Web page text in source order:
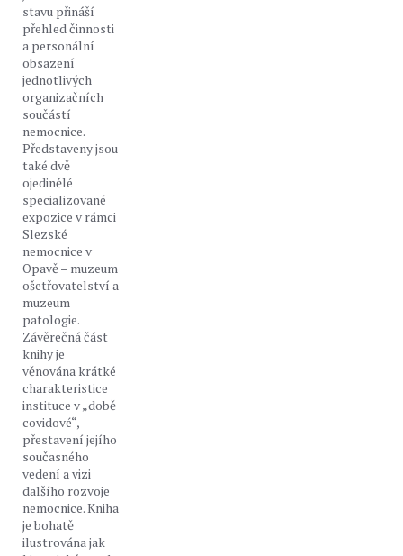
stavu přináší
přehled činnosti
a personální
obsazení
jednotlivých
organizačních
součástí
nemocnice.
Představeny jsou
také dvě
ojedinělé
specializované
expozice v rámci
Slezské
nemocnice v
Opavě – muzeum
ošetřovatelství a
muzeum
patologie.
Závěrečná část
knihy je
věnována krátké
charakteristice
instituce v „době
covidové“,
přestavení jejího
současného
vedení a vizi
dalšího rozvoje
nemocnice. Kniha
je bohatě
ilustrována jak